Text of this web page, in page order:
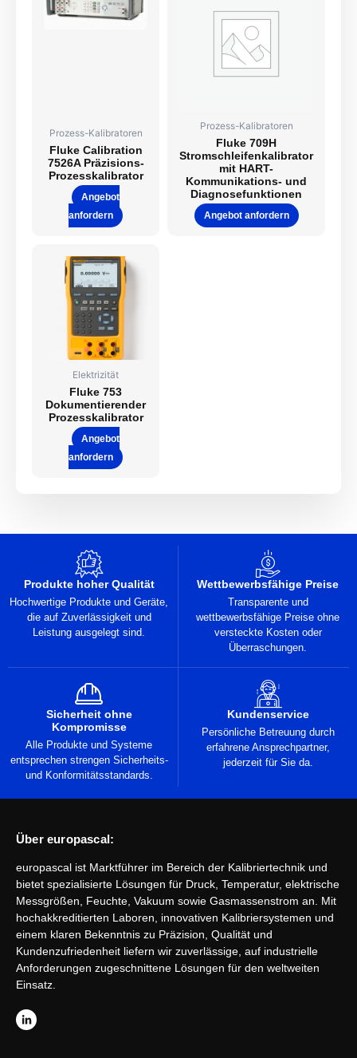
Prozess-Kalibratoren
Fluke Calibration
7526A Präzisions-
Prozesskalibrator
Angebot
anfordern
Prozess-Kalibratoren
Fluke 709H
Stromschleifenkalibrator
mit HART-
Kommunikations- und
Diagnosefunktionen
Angebot anfordern
Elektrizität
Fluke 753
Dokumentierender
Prozesskalibrator
Angebot
anfordern
Produkte hoher Qualität
Hochwertige Produkte und Geräte,
die auf Zuverlässigkeit und
Leistung ausgelegt sind.
Wettbewerbsfähige Preise
Transparente und
wettbewerbsfähige Preise ohne
versteckte Kosten oder
Überraschungen.
Sicherheit ohne
Kompromisse
Alle Produkte und Systeme
entsprechen strengen Sicherheits-
und Konformitätsstandards.
Kundenservice
Persönliche Betreuung durch
erfahrene Ansprechpartner,
jederzeit für Sie da.
Über europascal:
europascal ist Marktführer im Bereich der Kalibriertechnik und
bietet spezialisierte Lösungen für Druck, Temperatur, elektrische
Messgrößen, Feuchte, Vakuum sowie Gasmassenstrom an. Mit
hochakkreditierten Laboren, innovativen Kalibriersystemen und
einem klaren Bekenntnis zu Präzision, Qualität und
Kundenzufriedenheit liefern wir zuverlässige, auf industrielle
Anforderungen zugeschnittene Lösungen für den weltweiten
Einsatz.
L
i
n